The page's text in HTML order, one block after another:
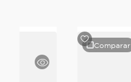
Comparar